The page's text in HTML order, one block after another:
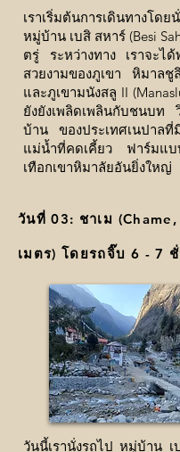
เราเริ่มต้นการเดินทางโดย
หมู่บ้าน เบสิ สหาร์ (Besi
ตรู่ ระหว่างทาง เราจะไ
สวยงามของภูเขา หิมาลชู
และภูเขามนังสลู II
ยังยังเพลิดเพลินกับชนบท
บ้าน ของประเทศเนปาลที่
แม่น้ำที่คดเคี้ยว ฟาร์มแบ
เทือกเขาหิมาลัยอันยิ่งใหญ่
วันที่ 03: ชาเม
เมตร) โดยรถจิ๊บ 6 - 7
วันนี้เรานั่งรถไป หมู่บ้าน เ